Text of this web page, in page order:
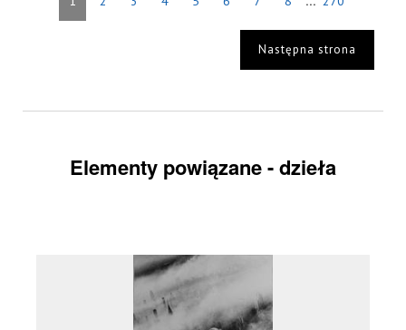
Następna strona
Elementy powiązane - dzieła